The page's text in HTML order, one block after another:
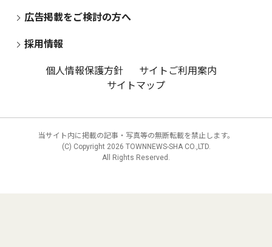
広告掲載をご検討の方へ
採用情報
個人情報保護方針
サイトご利用案内
サイトマップ
当サイト内に掲載の記事・写真等の無断転載を禁止します。
(C) Copyright 2026 TOWNNEWS-SHA CO.,LTD.
All Rights Reserved.